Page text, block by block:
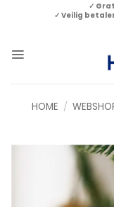
✓
✓ Veilig
HOME /